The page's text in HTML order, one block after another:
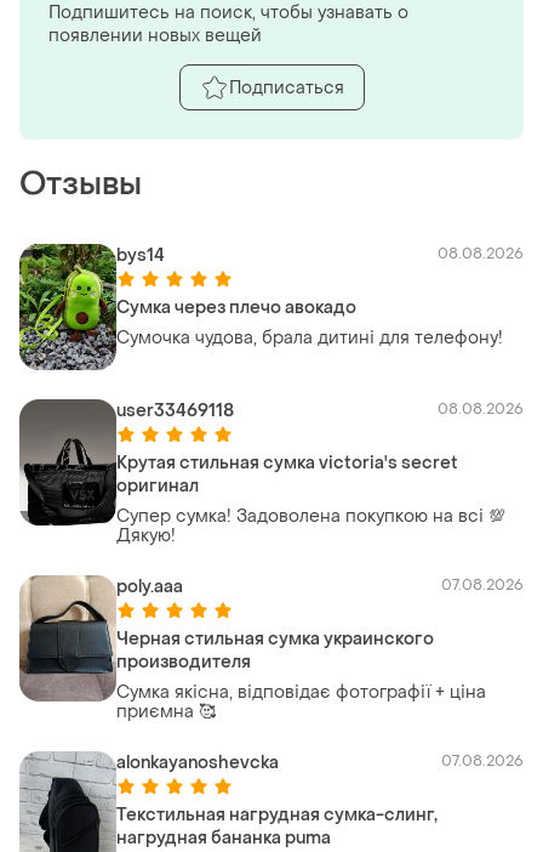
Отзывы
bys14 08.08.2026
Сумка через плечо авокадо
Сумочка чудова, брала дитині для телефону!
user33469118 08.08.2026
Крутая стильная сумка victoria's secret
оригинал
Супер сумка! Задоволена покупкою на всі 💯
Дякую!
poly.aaa 07.08.2026
Черная стильная сумка украинского
производителя
Сумка якісна, відповідає фотографії + ціна
приємна 🥰
alonkayanoshevcka 07.08.2026
Текстильная нагрудная сумка-слинг,
нагрудная бананка puma
Подпишитесь на поиск, чтобы узнавать о
появлении новых вещей
Подписаться